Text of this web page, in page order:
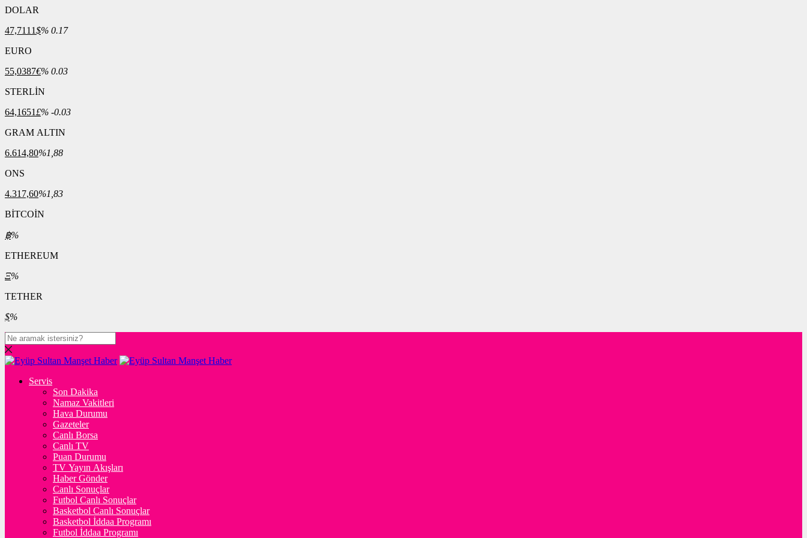
DOLAR
47,7111$% 0.17
EURO
55,0387€% 0.03
STERLİN
64,1651£% -0.03
GRAM ALTIN
6.614,80%1,88
ONS
4.317,60%1,83
BİTCOİN
฿%
ETHEREUM
Ξ%
TETHER
$%
Servis
Son Dakika
Namaz Vakitleri
Hava Durumu
Gazeteler
Canlı Borsa
Canlı TV
Puan Durumu
TV Yayın Akışları
Haber Gönder
Canlı Sonuçlar
Futbol Canlı Sonuçlar
Basketbol Canlı Sonuçlar
Basketbol İddaa Programı
Futbol İddaa Programı